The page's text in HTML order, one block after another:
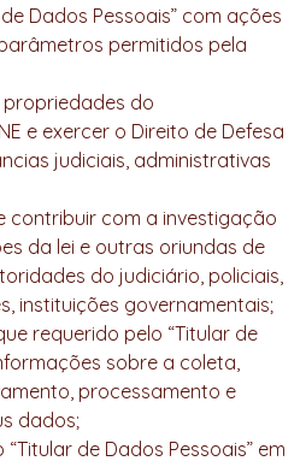
Dados Pessoais” com ações
permitidos pela
propriedades do
e exercer o Direito de Defesa
judiciais, administrativas
contribuir com a investigação
da lei e outras oriundas de
do judiciário, policiais,
instituições governamentais;
requerido pelo “Titular de
sobre a coleta,
processamento e
dados;
de Dados Pessoais” em